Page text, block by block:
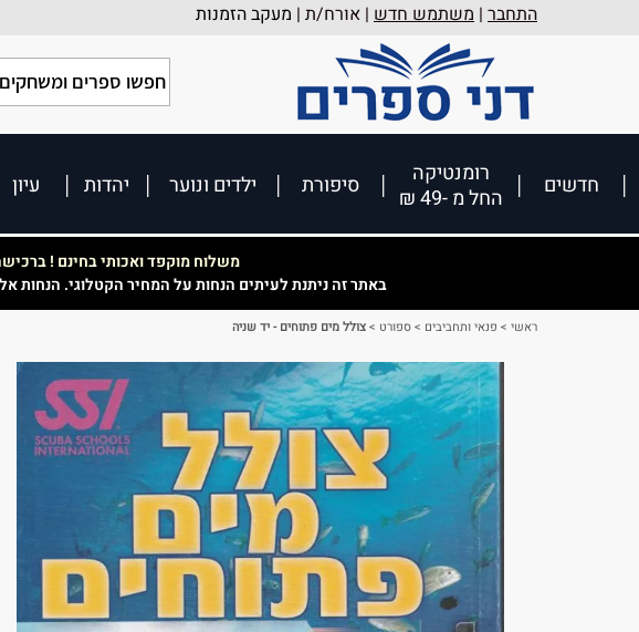
התחבר | משתמש חדש | אורח/ת | מעקב הזמנות
חדשים
רומנטיקה
החל מ -49 ₪
סיפורת ילדים ונוער יהדות עיון
משלוח מוקפד ואכותי בחינם ! ברכישה
באתר זה ניתנת לעיתים הנחות על המחיר הקטלוגי. הנחות
ראשי > פנאי ותחביבים >ספורט >צולל מים פתוחים - יד שניה